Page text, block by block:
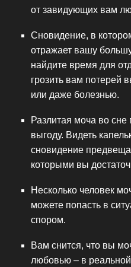
от завидующих вам
Сновидение, в
отражает вашу
найдите время для
грозить вам потерей
или даже болезнью.
Разлитая моча во
выгоду. Видеть
сновидение
которыми вы
Несколько человек
можете попасть в
спором.
Вам снится, что вы
любовью – в